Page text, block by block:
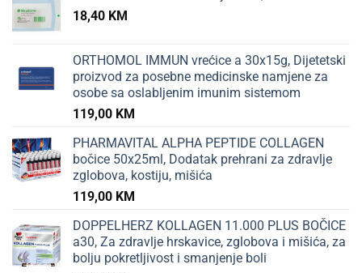
18,40 KM
ORTHOMOL IMMUN vrećice a 30x15g, Dijetetski
proizvod za posebne medicinske namjene za
osobe sa oslabljenim imunim sistemom
119,00 KM
PHARMAVITAL ALPHA PEPTIDE COLLAGEN
bočice 50x25ml, Dodatak prehrani za zdravlje
zglobova, kostiju, mišića
119,00 KM
DOPPELHERZ KOLLAGEN 11.000 PLUS BOČICE
a30, Za zdravlje hrskavice, zglobova i mišića, za
bolju pokretljivost i smanjenje boli